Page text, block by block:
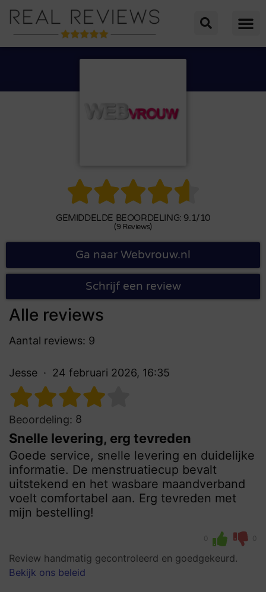

GEMIDDELDE BEOORDELING: 9.1/10
(9 Reviews)
Ga naar Webvrouw.nl
Schrijf een review
Alle reviews
Aantal reviews: 9
Jesse 24 februari 2026, 16:35
Beoordeling: 8
Snelle levering, erg tevreden
Goede service, snelle levering en duidelijke
informatie. De menstruatiecup bevalt
uitstekend en het wasbare maandverband
voelt comfortabel aan. Erg tevreden met
mijn bestelling!
0 0
Review handmatig gecontroleerd en goedgekeurd.
Bekijk ons beleid